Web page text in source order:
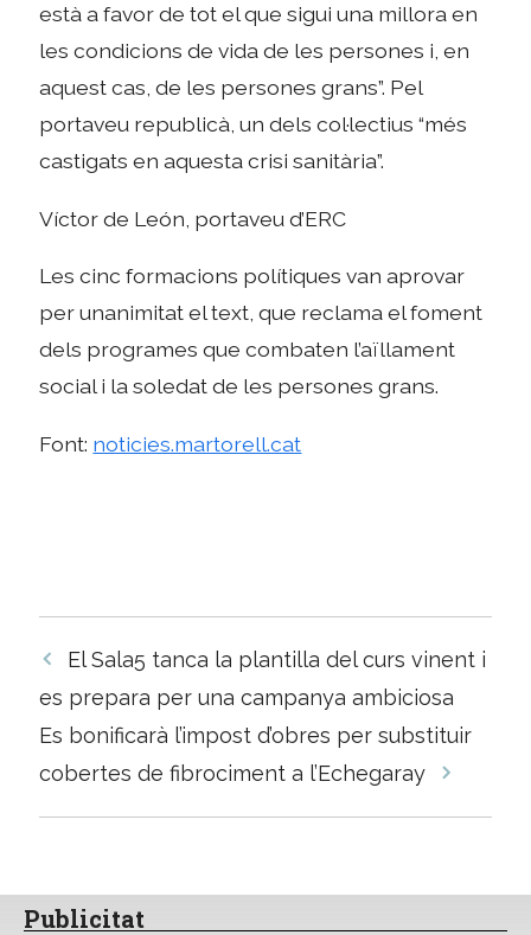
està a favor de tot el que sigui una millora en
les condicions de vida de les persones i, en
aquest cas, de les persones grans”. Pel
portaveu republicà, un dels col·lectius “més
castigats en aquesta crisi sanitària”.
Víctor de León, portaveu d’ERC
Les cinc formacions polítiques van aprovar
per unanimitat el text, que reclama el foment
dels programes que combaten l’aïllament
social i la soledat de les persones grans.
Font: noticies.martorell.cat
Navegació
per
El Sala5 tanca la plantilla del curs vinent i
es prepara per una campanya ambiciosa
Es bonificarà l’impost d’obres per substituir
cobertes de fibrociment a l’Echegaray
Publicitat